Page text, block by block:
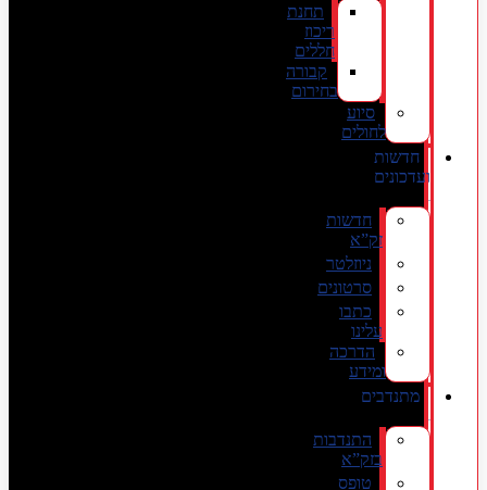
תחנת
ריכוז
חללים
קבורה
בחירום
סיוע
לחולים
חדשות
ועדכונים
חדשות
זק”א
ניוזלטר
סרטונים
כתבו
עלינו
הדרכה
ומידע
מתנדבים
התנדבות
בזק”א
טופס